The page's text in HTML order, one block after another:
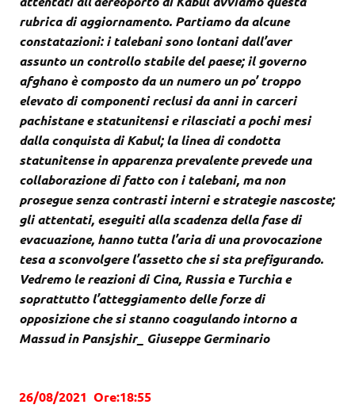
rubrica di aggiornamento. Partiamo da alcune
constatazioni: i talebani sono lontani dall’aver
assunto un controllo stabile del paese; il governo
afghano è composto da un numero un po’ troppo
elevato di componenti reclusi da anni in carceri
pachistane e statunitensi e rilasciati a pochi mesi
dalla conquista di Kabul; la linea di condotta
statunitense in apparenza prevalente prevede una
collaborazione di fatto con i talebani, ma non
prosegue senza contrasti interni e strategie nascoste;
gli attentati, eseguiti alla scadenza della fase di
evacuazione, hanno tutta l’aria di una provocazione
tesa a sconvolgere l’assetto che si sta prefigurando.
Vedremo le reazioni di Cina, Russia e Turchia e
soprattutto l’atteggiamento delle forze di
opposizione che si stanno coagulando intorno a
Massud in Pansjshir_ Giuseppe Germinario
26/08/2021 Ore:18:55